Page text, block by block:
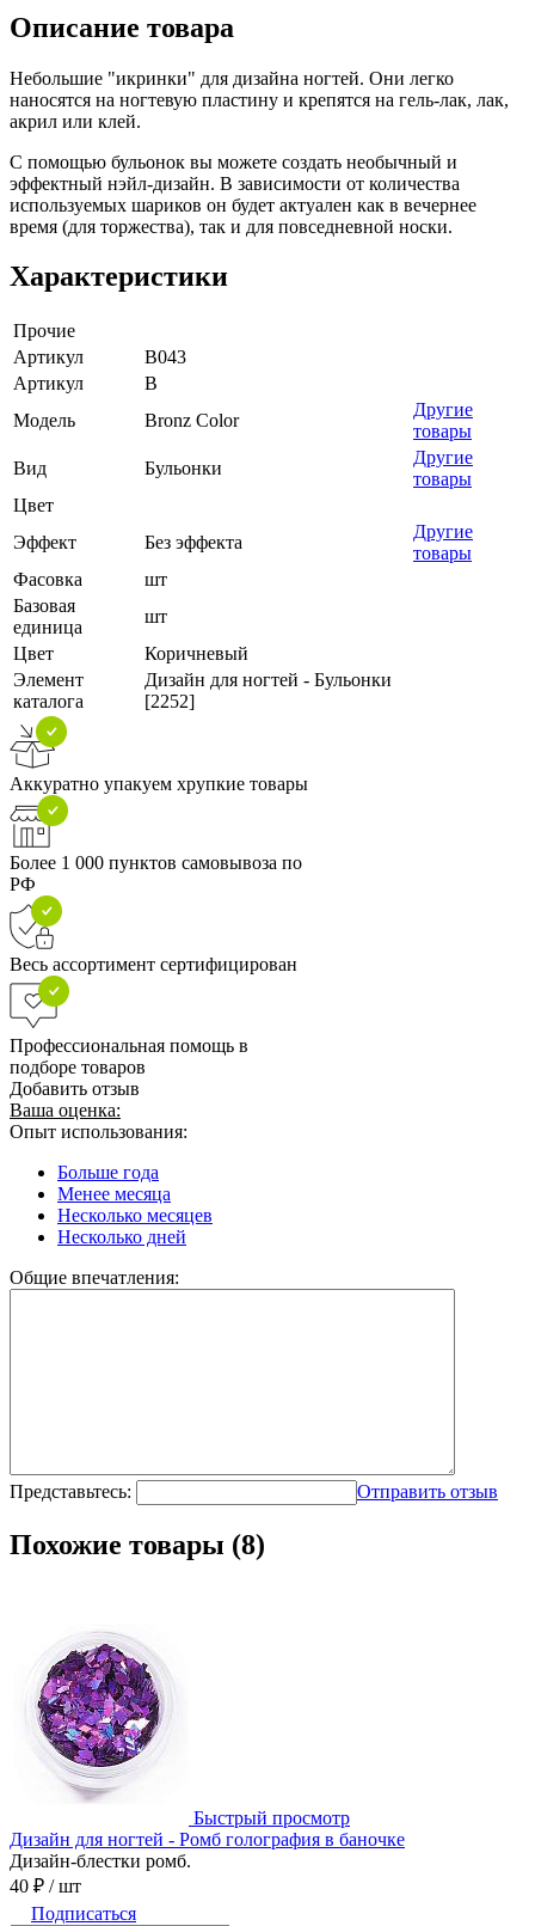
Описание товара
Небольшие "икринки" для дизайна ногтей. Они легко
наносятся на ногтевую пластину и крепятся на гель-лак, лак,
акрил или клей.
С помощью бульонок вы можете создать необычный и
эффектный нэйл-дизайн. В зависимости от количества
используемых шариков он будет актуален как в вечернее
время (для торжества), так и для повседневной носки.
Характеристики
Прочие
Артикул
B043
Артикул
B
Модель
Bronz Color
Другие
товары
Вид
Бульонки
Другие
товары
Цвет
Эффект
Без эффекта
Другие
товары
Фасовка
шт
Базовая
единица
шт
Цвет
Коричневый
Элемент
каталога
Дизайн для ногтей - Бульонки
[2252]
Аккуратно упакуем хрупкие товары
Более 1 000 пунктов самовывоза по
РФ
Весь ассортимент сертифицирован
Профессиональная помощь в
подборе товаров
Добавить отзыв
Ваша оценка:
Опыт использования:
Больше года
Менее месяца
Несколько месяцев
Несколько дней
Общие впечатления:
Представьтесь: Отправить отзыв
Похожие товары (8)
Быстрый просмотр
Дизайн для ногтей - Ромб голография в баночке
Дизайн-блестки ромб.
40 ₽ / шт
Подписаться